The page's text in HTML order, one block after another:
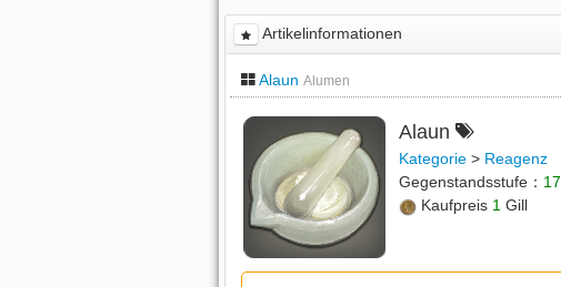
Artikelinformationen
Alaun Alumen
Alaun
Kategorie > Reagenz
Gegenstandsstufe： 17
Kaufpreis 1 Gill